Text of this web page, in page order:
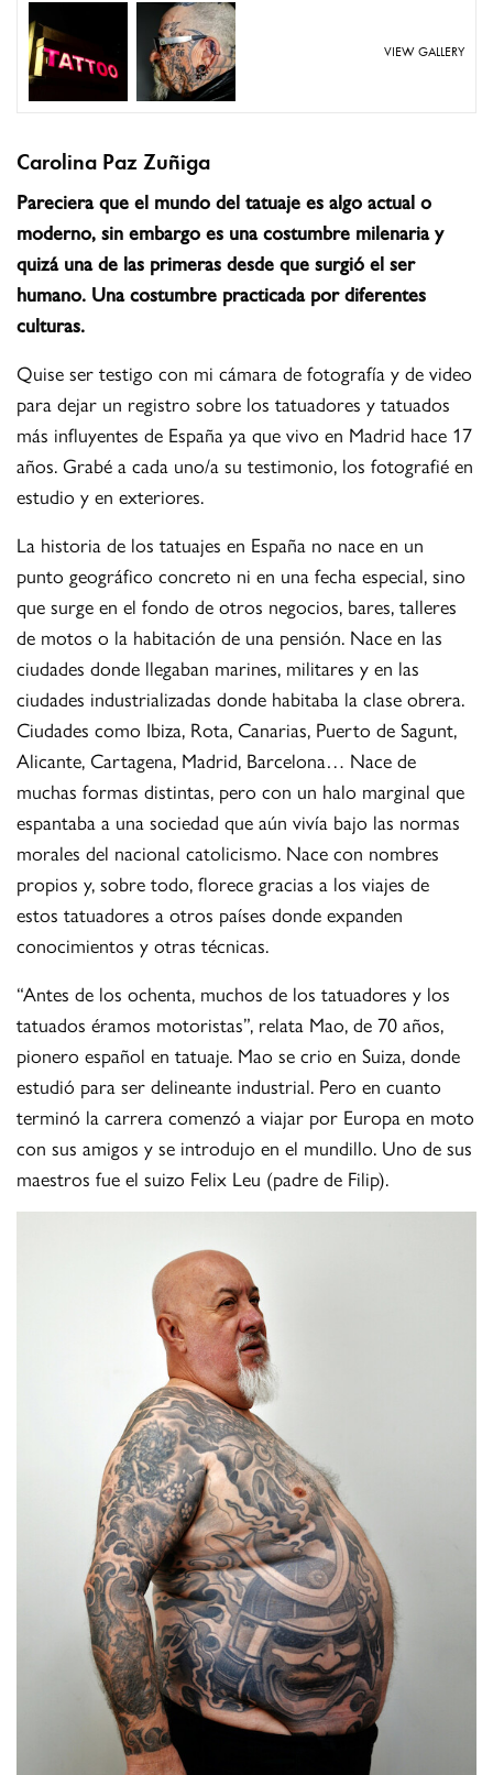
VIEW GALLERY
Carolina Paz Zuñiga
Pareciera que el mundo del tatuaje es algo actual o
moderno, sin embargo es una costumbre milenaria y
quizá una de las primeras desde que surgió el ser
humano. Una costumbre practicada por diferentes
culturas.
Quise ser testigo con mi cámara de fotografía y de video
para dejar un registro sobre los tatuadores y tatuados
más influyentes de España ya que vivo en Madrid hace 17
años. Grabé a cada uno/a su testimonio, los fotografié en
estudio y en exteriores.
La historia de los tatuajes en España no nace en un
punto geográfico concreto ni en una fecha especial, sino
que surge en el fondo de otros negocios, bares, talleres
de motos o la habitación de una pensión. Nace en las
ciudades donde llegaban marines, militares y en las
ciudades industrializadas donde habitaba la clase obrera.
Ciudades como Ibiza, Rota, Canarias, Puerto de Sagunt,
Alicante, Cartagena, Madrid, Barcelona… Nace de
muchas formas distintas, pero con un halo marginal que
espantaba a una sociedad que aún vivía bajo las normas
morales del nacional catolicismo. Nace con nombres
propios y, sobre todo, florece gracias a los viajes de
estos tatuadores a otros países donde expanden
conocimientos y otras técnicas.
“Antes de los ochenta, muchos de los tatuadores y los
tatuados éramos motoristas”, relata Mao, de 70 años,
pionero español en tatuaje. Mao se crio en Suiza, donde
estudió para ser delineante industrial. Pero en cuanto
terminó la carrera comenzó a viajar por Europa en moto
con sus amigos y se introdujo en el mundillo. Uno de sus
maestros fue el suizo Felix Leu (padre de Filip).